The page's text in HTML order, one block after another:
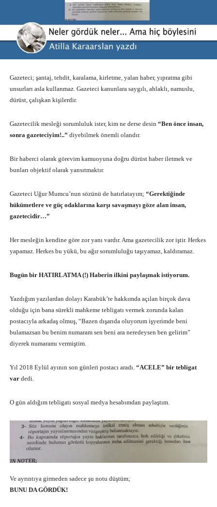
Gazeteci; şantaj, tehdit, karalama, kirletme, yalan haber, yıpratma gibi
unsurları asla kullanmaz. Gazeteci kanunlara saygılı, ahlaklı, namuslu,
dürüst, çalışkan kişilerdir.
Gazetecilik mesleği sorumluluk ister, kim ne derse desin “Ben önce insan,
sonra gazeteciyim!..” diyebilmek önemli olandır.
Bir haberci olarak görevim kamuoyuna doğru dürüst haber iletmek ve
bunları objektif olarak yansıtmaktır.
Gazeteci Uğur Mumcu’nun sözünü de hatırlatayım; “Gerektiğinde
hükümetlere ve güç odaklarına karşı savaşmayı göze alan insan,
gazetecidir…”
Her mesleğin kendine göre zor yanı vardır. Ama gazetecilik zor iştir. Herkes
yapamaz. Herkes bu yükü, bu ağır sorumluluğu taşıyamaz, kaldıramaz.
Bugün bir HATIRLATMA (!) Haberin ilkini paylaşmak istiyorum.
Yazdığım yazılardan dolayı Karabük’te hakkımda açılan birçok dava
olduğu için bana sürekli mahkeme tebligatı vermek zorunda kalan
postacıyla arkadaş olmuş, “Bazen dışarıda oluyorum işyerimde beni
bulamazsan bu benim numaram sen beni ara neredeysen ben gelirim”
diyerek numaramı vermiştim.
Yıl 2018 Eylül ayının son günleri postacı aradı. “ACELE” bir tebligat
var dedi.
O gün aldığım tebligatı sosyal medya hesabımdan paylaştım.
Ve ayrıntıya girmeden sadece şu notu düştüm;
BUNU DA GÖRDÜK!